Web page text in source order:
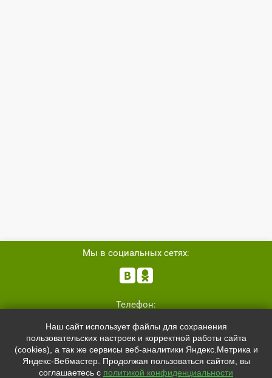
Адрес:
Телефон:
+7 (952)4829892
sale@svetled53.ru
Мы в социальных сетях:
 
Наш сайт использует файлы для сохранения
пользовательских настроек и корректной работы сайта
(cookies), а так же сервисы веб-аналитики Яндекс.Метрика и
Яндекс-Вебмастер. Продолжая пользоваться сайтом, вы
соглашаетесь с политикой конфиденциальности